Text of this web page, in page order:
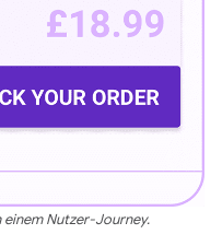
einem Nutzer-Journey.